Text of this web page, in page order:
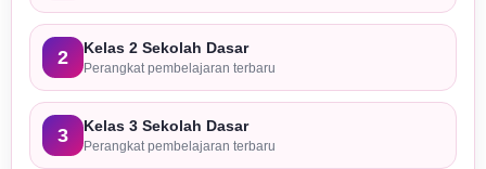
2 Kelas 2 Sekolah Dasar
Perangkat pembelajaran terbaru
3 Kelas 3 Sekolah Dasar
Perangkat pembelajaran terbaru